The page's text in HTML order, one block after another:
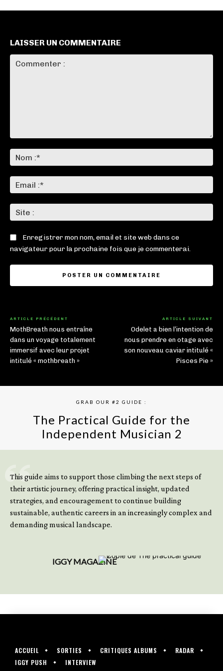
LAISSER UN COMMENTAIRE
:*
:*
:
Enregistrer mon nom, email et site web dans ce
navigateur pour la prochaine fois que je commenterai.
ARTICLE PRÉCÉDENT
MothBreath nous entraîne
dans un voyage totalement
immersif avec leur projet
intitulé « mothbreath »
ARTICLE SUIVANT
Odelet a bien l’intention de
nous prendre en otage avec
son nouveau caviar intitulé «
Pisces Pie »
GRAB OUR #2 GUIDE :
The Practical Guide for the
Independent Musician 2
This guide aims to support those climbing the next steps of
their artistic journey, offering practical insight, updated
strategies, and encouragement to continue building
sustainable, authentic careers in an increasingly complex and
demanding musical landscape.
IGGY MAGAZINE
ACCUEIL SORTIES CRITIQUES ALBUMS
RADAR
IGGY PUSH
INTERVIEW